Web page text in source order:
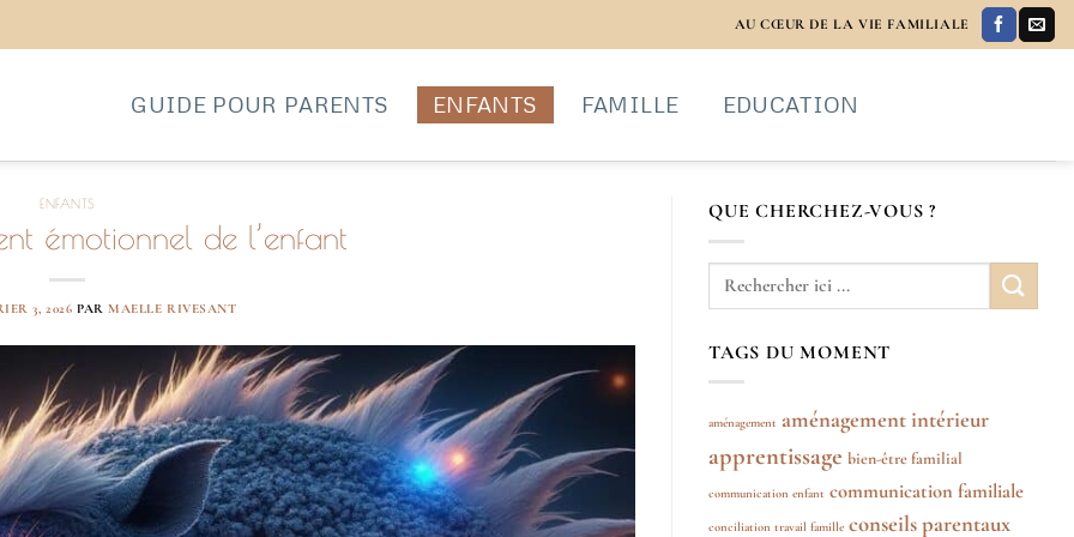
AU CŒUR DE LA VIE FAMILIALE
GUIDE POUR PARENTS ENFANTS FAMILLE EDUCATION
ENFANTS
émotionnel de l’enfant
3, 2026 PARMAELLE RIVESANT
QUE CHERCHEZ-VOUS ?
TAGS DU MOMENT
aménagement aménagement intérieur
apprentissage bien-être familial
communication enfant communication familiale
conciliation travail famille conseils parentaux